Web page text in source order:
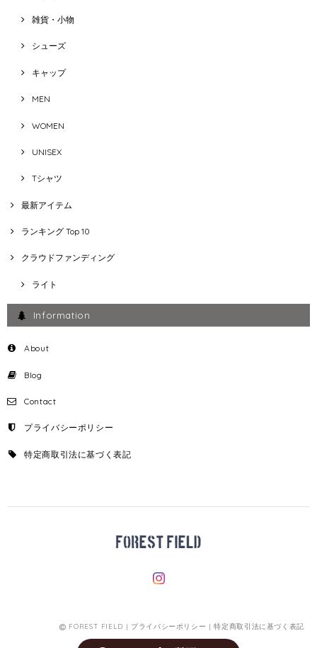
雑貨・小物
シューズ
キャップ
MEN
WOMEN
UNISEX
Tシャツ
最新アイテム
ランキング Top 10
クラウドファンディング
ライト
Information
About
Blog
Contact
プライバシーポリシー
特定商取引法に基づく表記
FOREST FIELD | プライバシーポリシー |特定商取引法に基づく表記